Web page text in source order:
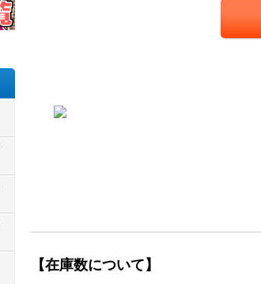
【在庫数について】